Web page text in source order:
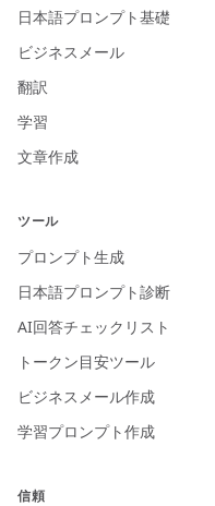
日本語プロンプト基礎
ビジネスメール
翻訳
学習
文章作成
ツール
プロンプト生成
日本語プロンプト診断
AI回答チェックリスト
トークン目安ツール
ビジネスメール作成
学習プロンプト作成
信頼